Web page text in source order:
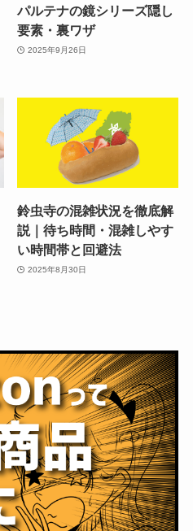
パルテナの鏡シリーズ隠し
要素・裏ワザ
2025年9月26日
鈴虫寺の混雑状況を徹底解
説｜待ち時間・混雑しやす
い時間帯と回避法
2025年8月30日